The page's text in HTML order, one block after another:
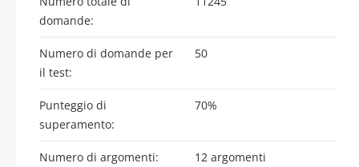
domande:
Numero di domande per
il test:
50
Punteggio di
superamento:
70%
Numero di argomenti: 12 argomenti